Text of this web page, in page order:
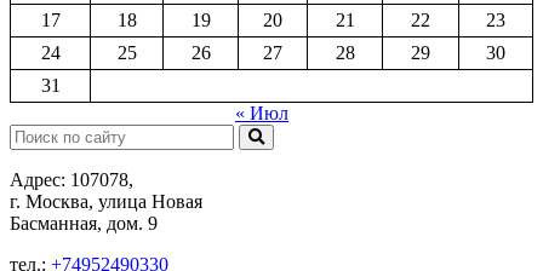
17
18 19 20 21 22
23
24
25 26 27 28 29
30
31
« Июл
Поиск:
Адрес: 107078,
г. Москва, улица Новая
Басманная, дом. 9
тел.: +74952490330